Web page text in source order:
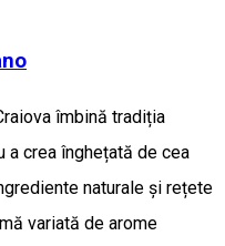
îmbină tradiția
a crea înghețată de cea
naturale și rețete
variată de arome